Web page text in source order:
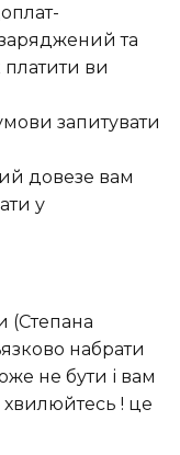
та
ви
запитувати
довезе вам
у
(Степана
набрати
не бути і вам
! це